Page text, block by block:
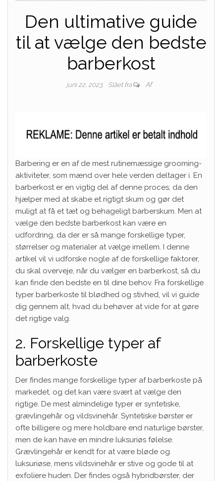
Den ultimative guide
til at vælge den bedste
barberkost
juni 22, 2023 Slået fra Af
Barbering er en af de mest rutinemæssige grooming-
aktiviteter, som mænd over hele verden deltager i. En
barberkost er en vigtig del af denne proces, da den
hjælper med at skabe et rigtigt skum og gør det
muligt at få et tæt og behageligt barberskum. Men at
vælge den bedste barberkost kan være en
udfordring, da der er så mange forskellige typer,
størrelser og materialer at vælge imellem. I denne
artikel vil vi udforske nogle af de forskellige faktorer,
du skal overveje, når du vælger en barberkost, så du
kan finde den bedste en til dine behov. Fra forskellige
typer barberkoste til blødhed og stivhed, vil vi guide
dig gennem alt, hvad du behøver at vide for at gøre
det rigtige valg.
2. Forskellige typer af
barberkoste
Der findes mange forskellige typer af barberkoste på
markedet, og det kan være svært at vælge den
rigtige. De mest almindelige typer er syntetiske,
grævlingehår og vildsvinehår. Syntetiske børster er
ofte billigere og mere holdbare end naturlige børster,
men de kan have en mindre luksuriøs følelse.
Grævlingehår er kendt for at være bløde og
luksuriøse, mens vildsvinehår er stive og gode til at
exfoliere huden. Der findes også hybridbørster, der